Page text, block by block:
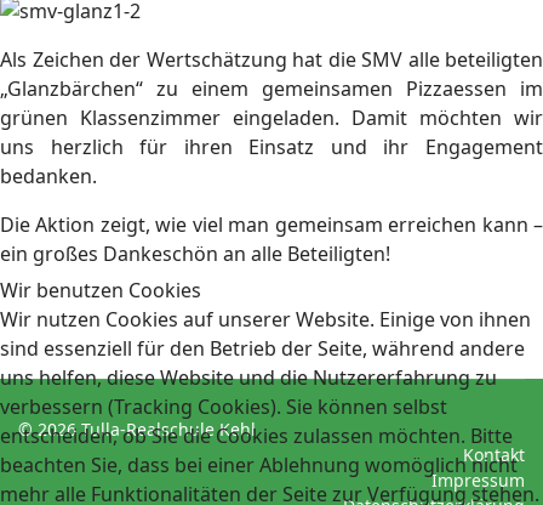
Als Zeichen der Wertschätzung hat die SMV alle beteiligten
„Glanzbärchen“ zu einem gemeinsamen Pizzaessen im
grünen Klassenzimmer eingeladen. Damit möchten wir
uns herzlich für ihren Einsatz und ihr Engagement
bedanken.
Die Aktion zeigt, wie viel man gemeinsam erreichen kann –
ein großes Dankeschön an alle Beteiligten!
© 2026 Tulla-Realschule Kehl
Kontakt
Impressum
Wir benutzen Cookies
Wir nutzen Cookies auf unserer Website. Einige von ihnen
sind essenziell für den Betrieb der Seite, während andere
uns helfen, diese Website und die Nutzererfahrung zu
verbessern (Tracking Cookies). Sie können selbst
entscheiden, ob Sie die Cookies zulassen möchten. Bitte
beachten Sie, dass bei einer Ablehnung womöglich nicht
mehr alle Funktionalitäten der Seite zur Verfügung stehen.